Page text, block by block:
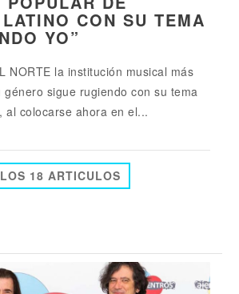
CON SU TEMA
YO”
NORTE la institución musical más
sigue rugiendo con su tema
al colocarse ahora en el...
LOS 18 ARTICULOS